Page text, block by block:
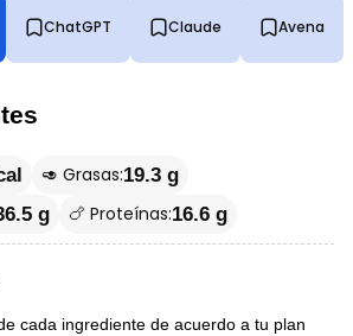
ChatGPT Claude Avena
🥑 Grasas:19.3 g
g 🍗 Proteínas:16.6 g
cada ingrediente de acuerdo a tu plan